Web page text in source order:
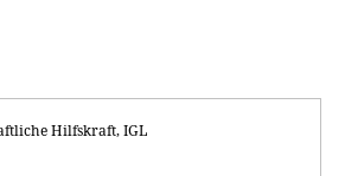
Hilfskraft, IGL